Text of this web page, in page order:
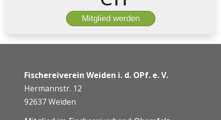
Mitglied werden
Fischereiverein Weiden i. d. OPf. e. V.
Hermannstr. 12
92637 Weiden